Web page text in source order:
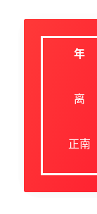
年
离
正南